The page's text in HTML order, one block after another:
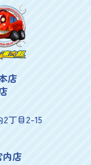
店
丁目2-15
内店